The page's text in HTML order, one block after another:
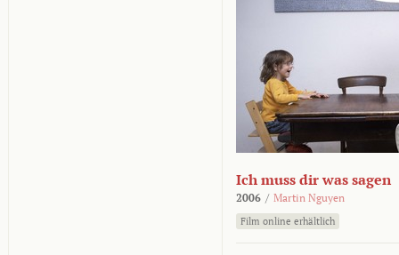
Ich muss dir was sagen
2006 / Martin Nguyen
Film online erhältlich